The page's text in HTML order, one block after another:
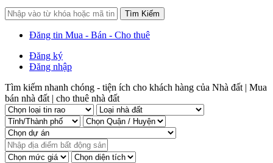
Đăng tin Mua - Bán - Cho thuê
Đăng ký
Đăng nhập
Tìm kiếm nhanh chóng - tiện ích cho khách hàng của Nhà đất | Mua
bán nhà đất | cho thuê nhà đất